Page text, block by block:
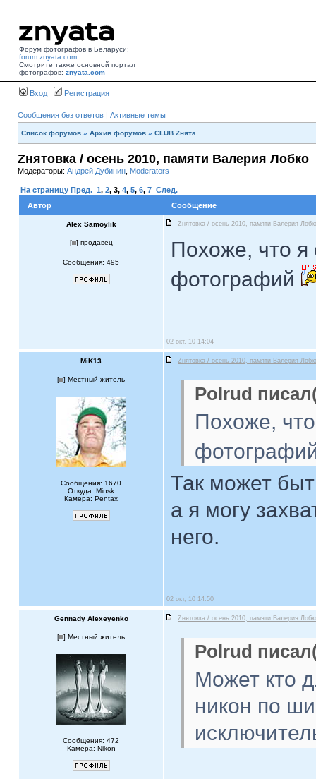
Форум фотографов в Беларуси:
forum.znyata.com
Смотрите также основной портал
фотографов: znyata.com
Вход Регистрация
Сообщения без ответов | Активные темы
Список форумов » Архив форумов » CLUB Zнята
Zнятовка / осень 2010, памяти Валерия Лобко
Модераторы: Андрей Дубинин Moderators
На страницу Пред. 1, 2, 3, 4, 5, 6, 7 След.
Автор
Сообщение
Alex Samoylik Zнятовка / осень 2010, памяти Валерия
[ ] продавец
Сообщения: 495
Похоже, что я
фотографий
02 окт, 10 14:04
MiK13 Zнятовка / осень 2010, памяти Валерия
[ ] Местный житель
Сообщения: 1670
Откуда: Minsk
Камера: Pentax
Polrud
Похоже,
Так может
а я могу
него.
02 окт, 10 14:50
Gennady Alexeyenko Zнятовка / осень 2010, памяти Валерия
[ ] Местный житель
Сообщения: 472
Камера: Nikon
Polrud
Может кто
никон по